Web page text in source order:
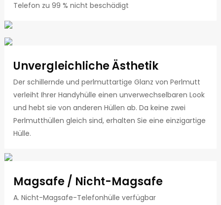
Telefon zu 99 % nicht beschädigt
Unvergleichliche Ästhetik
Der schillernde und perlmuttartige Glanz von Perlmutt
verleiht Ihrer Handyhülle einen unverwechselbaren Look
und hebt sie von anderen Hüllen ab. Da keine zwei
Perlmutthüllen gleich sind, erhalten Sie eine einzigartige
Hülle.
Magsafe / Nicht-Magsafe
A. Nicht-Magsafe-Telefonhülle verfügbar